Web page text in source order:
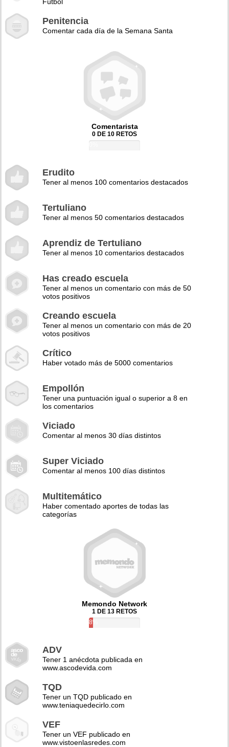
Penitencia
Comentar cada día de la Semana Santa
Comentarista
0 DE 10 RETOS
Erudito
Tener al menos 100 comentarios destacados
Tertuliano
Tener al menos 50 comentarios destacados
Aprendiz de Tertuliano
Tener al menos 10 comentarios destacados
Has creado escuela
Tener al menos un comentario con más de 50
votos positivos
Creando escuela
Tener al menos un comentario con más de 20
votos positivos
Crítico
Haber votado más de 5000 comentarios
Empollón
Tener una puntuación igual o superior a 8 en
los comentarios
Viciado
Comentar al menos 30 días distintos
Super Viciado
Comentar al menos 100 días distintos
Multitemático
Haber comentado aportes de todas las
categorías
Memondo Network
1 DE 13 RETOS
8%
ADV
Tener 1 anécdota publicada en
www.ascodevida.com
TQD
Tener un TQD publicado en
www.teniaquedecirlo.com
VEF
Tener un VEF publicado en
www.vistoenlasredes.com